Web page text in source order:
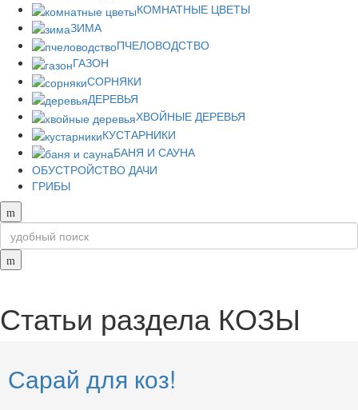
КОМНАТНЫЕ ЦВЕТЫ
ЗИМА
ПЧЕЛОВОДСТВО
ГАЗОН
СОРНЯКИ
ДЕРЕВЬЯ
ХВОЙНЫЕ ДЕРЕВЬЯ
КУСТАРНИКИ
БАНЯ И САУНА
ОБУСТРОЙСТВО ДАЧИ
ГРИБЫ
Статьи раздела КОЗЫ
Сарай для коз!